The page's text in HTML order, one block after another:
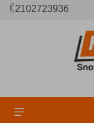
2102723936